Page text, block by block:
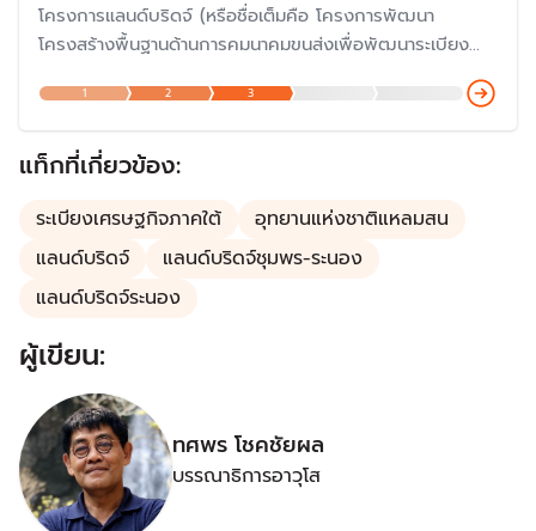
โครงการแลนด์บริดจ์ (หรือชื่อเต็มคือ โครงการพัฒนา
โครงสร้างพื้นฐานด้านการคมนาคมขนส่งเพื่อพัฒนาระเบียง
อันดามัน) เป็นโครงการพัฒนาโครงสร้างพื้นฐานและบริการด้าน
คมนาคม เชื่อมโยง 2 ท่าเรือ เพื่อส่งเสริมการขนส่งทางน้ำ และ
เพิ่มขีดความสามารถในการแข่งขันทางเศรษฐกิจ
1 2 3
แท็กที่เกี่ยวข้อง:
ระเบียงเศรษฐกิจภาคใต้
อุทยานแห่งชาติแหลมสน
แลนด์บริดจ์
แลนด์บริดจ์ชุมพร-ระนอง
แลนด์บริดจ์ระนอง
ผู้เขียน:
ทศพร โชคชัยผล
บรรณาธิการอาวุโส